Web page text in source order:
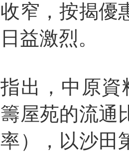
收窄，按揭優
日益激烈。
指出，中原資
籌屋苑的流通
率），以沙田